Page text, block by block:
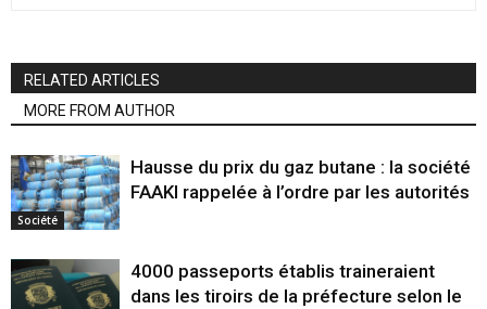
RELATED ARTICLES
MORE FROM AUTHOR
Société
Hausse du prix du gaz butane : la société
FAAKI rappelée à l’ordre par les autorités
4000 passeports établis traineraient
dans les tiroirs de la préfecture selon le